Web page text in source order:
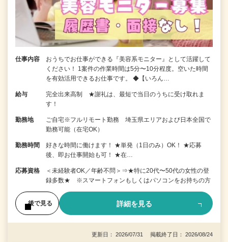
仕事内容
おうちでお仕事ができる『美容系モニター』として活躍して
ください！ 1案件の作業時間は5分〜10分程度。空いた時間
を有効活用できるお仕事です。 ◆【いろん…
給与
完全出来高制 ★謝礼は、最短で当日のうちに受け取れま
す！
勤務地
ご自宅※フルリモート勤務 埼玉県エリアおよび日本全国で
勤務可能（在宅OK）
勤務時間
好きな時間に働けます！ ★単発（1日のみ）OK！ ★応募
後、即お仕事開始も可！ ★在…
応募資格
＜未経験者OK／年齢不問＞⇒★特に20代〜50代の女性の登
録多数★ ※スマートフォンもしくはパソコンをお持ちの方
後で見る 詳細を見る
更新日： 2026/07/31 掲載終了日： 2026/08/24